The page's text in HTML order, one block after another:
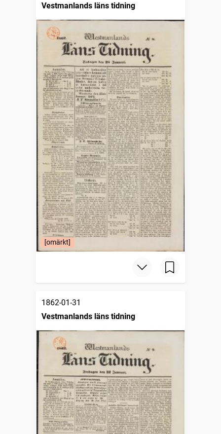
Vestmanlands läns tidning
[omärkt]
1862-01-31
Vestmanlands läns tidning